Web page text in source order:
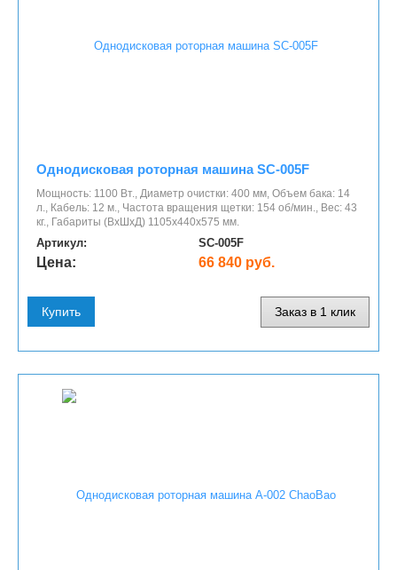
Однодисковая роторная машина SC-005F
Мощность: 1100 Вт., Диаметр очистки: 400 мм, Объем бака: 14
л., Кабель: 12 м., Частота вращения щетки: 154 об/мин., Вес: 43
кг., Габариты (ВхШхД) 1105х440х575 мм.
Артикул: SC-005F
Цена: 66 840 руб.
Купить Заказ в 1 клик